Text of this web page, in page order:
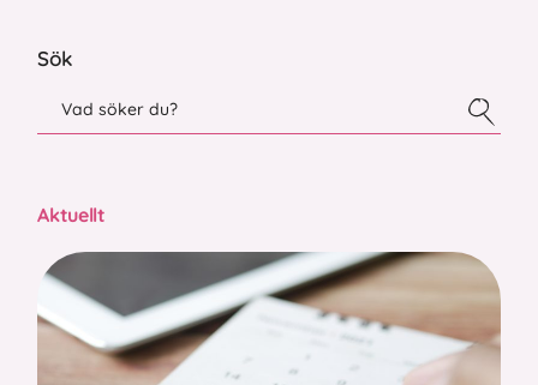
Sök
Aktuellt